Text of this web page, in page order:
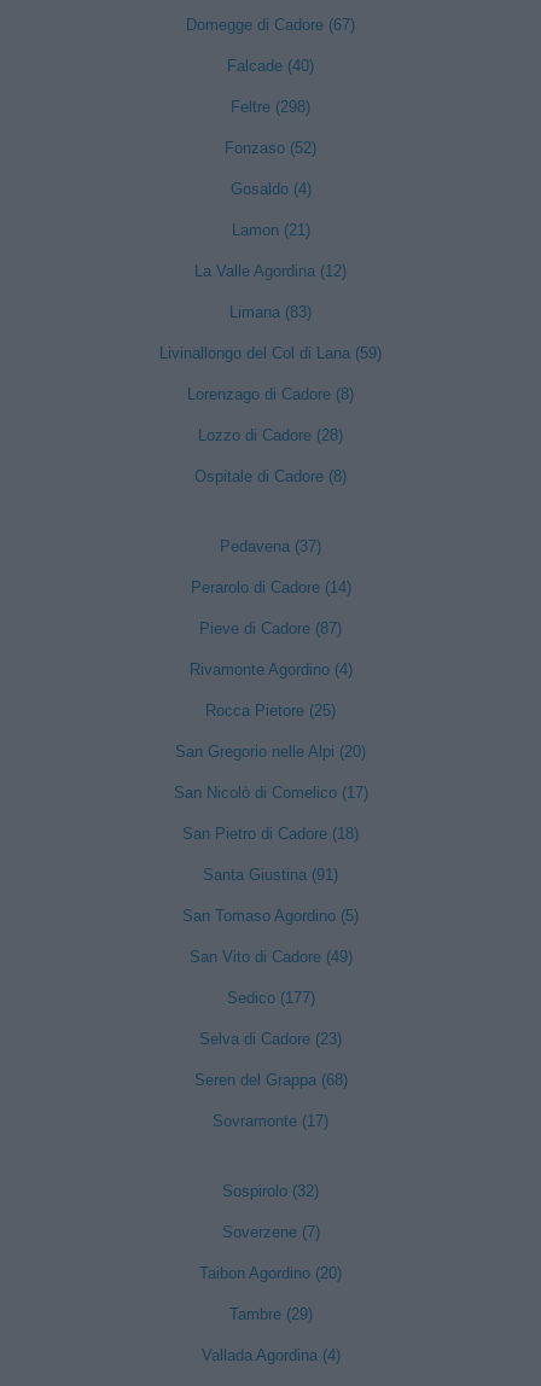
Domegge di Cadore (67)
Falcade (40)
Feltre (298)
Fonzaso (52)
Gosaldo (4)
Lamon (21)
La Valle Agordina (12)
Limana (83)
Livinallongo del Col di Lana (59)
Lorenzago di Cadore (8)
Lozzo di Cadore (28)
Ospitale di Cadore (8)
Pedavena (37)
Perarolo di Cadore (14)
Pieve di Cadore (87)
Rivamonte Agordino (4)
Rocca Pietore (25)
San Gregorio nelle Alpi (20)
San Nicolò di Comelico (17)
San Pietro di Cadore (18)
Santa Giustina (91)
San Tomaso Agordino (5)
San Vito di Cadore (49)
Sedico (177)
Selva di Cadore (23)
Seren del Grappa (68)
Sovramonte (17)
Sospirolo (32)
Soverzene (7)
Taibon Agordino (20)
Tambre (29)
Vallada Agordina (4)